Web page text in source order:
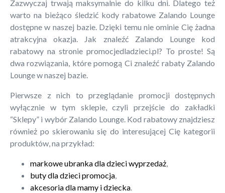
Zazwyczaj trwają maksymalnie do kilku dni. Dlatego też
warto na bieżąco śledzić kody rabatowe Zalando Lounge
dostępne w naszej bazie. Dzięki temu nie ominie Cię żadna
atrakcyjna okazja. Jak znaleźć Zalando Lounge kod
rabatowy na stronie promocjedladzieci.pl? To proste! Są
dwa rozwiązania, które pomogą Ci znaleźć rabaty Zalando
Lounge w naszej bazie.
Pierwsze z nich to przeglądanie promocji dostępnych
wyłącznie w tym sklepie, czyli przejście do zakładki
“Sklepy” i wybór Zalando Lounge. Kod rabatowy znajdziesz
również po skierowaniu się do interesującej Cię kategorii
produktów, na przykład:
markowe ubranka dla dzieci wyprzedaż,
buty dla dzieci promocja,
akcesoria dla mamy i dziecka.